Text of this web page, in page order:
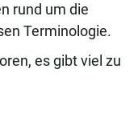
rund um die
Terminologie.
es gibt viel zu